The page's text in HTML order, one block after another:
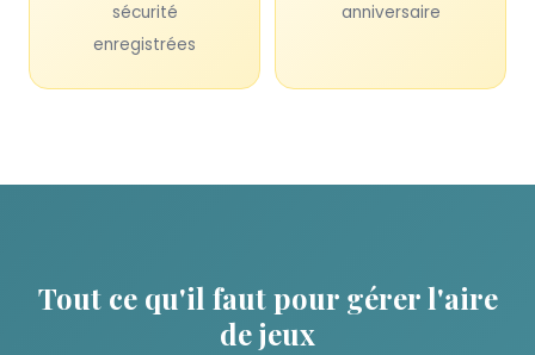
sécurité
enregistrées
anniversaire
Tout ce qu'il faut pour gérer l'aire
de jeux